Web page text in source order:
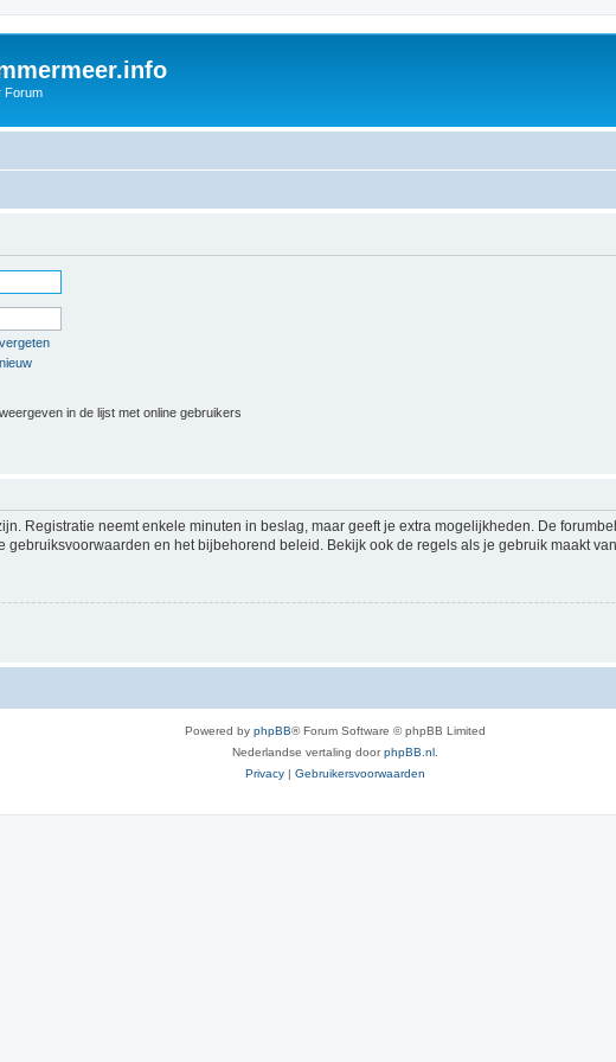
Forum
in de lijst met online gebruikers
Registratie neemt enkele minuten in beslag, maar geeft je extra mogelijkheden. De
en het bijbehorend beleid. Bekijk ook de regels als je gebruik maakt
Powered by phpBB® Forum Software © phpBB Limited
Nederlandse vertaling doorphpBB.nl.
Privacy | Gebruikersvoorwaarden